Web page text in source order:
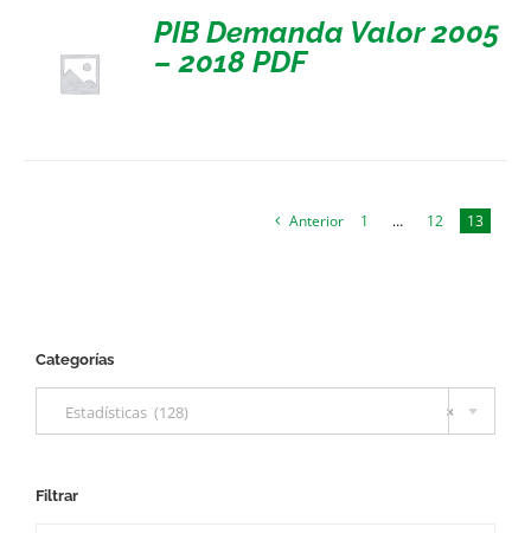
PIB Demanda Valor 2005
– 2018 PDF
Anterior 1 … 12 13
Categorías
×
Estadísticas (128)
Filtrar